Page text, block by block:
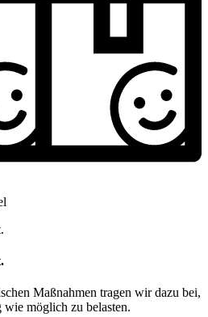
Maßnahmen tragen wir dazu bei,
möglich zu belasten.